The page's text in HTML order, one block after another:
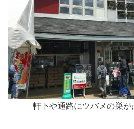
軒下や通路にツバメの巣が